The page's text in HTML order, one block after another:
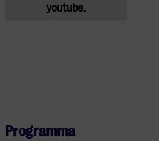
youtube.
Programma